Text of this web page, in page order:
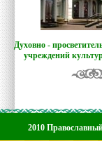
Духовно -
учреждений
2010